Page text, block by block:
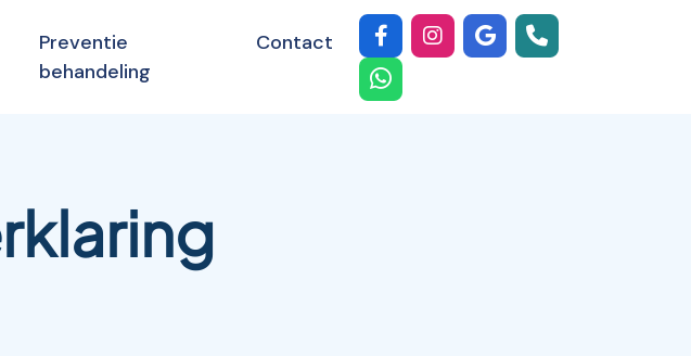
Preventie
behandeling
Contact